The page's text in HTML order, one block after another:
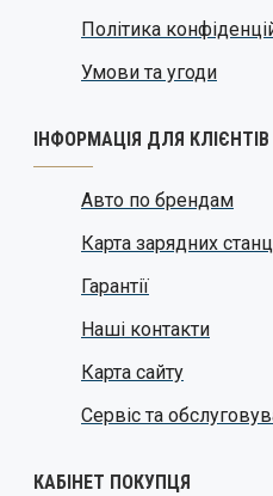
Політика
Умови та угоди
ІНФОРМАЦІЯ ДЛЯ КЛІЄНТІВ
Авто по брендам
Карта зарядних
Гарантії
Наші контакти
Карта сайту
Сервіс та
КАБІНЕТ ПОКУПЦЯ